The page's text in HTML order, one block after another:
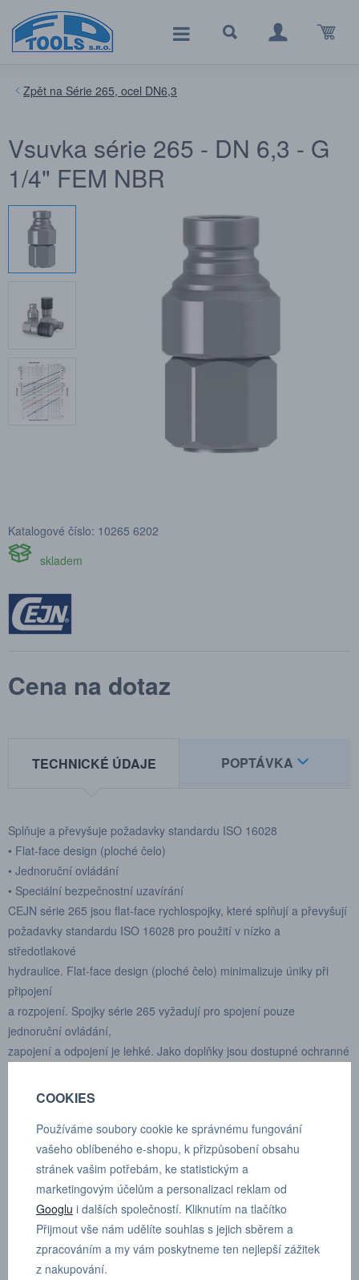
Série 265, ocel DN6,3
Vsuvka série 265 - DN 6,3 - G
1/4" FEM NBR
Katalogové číslo: 10265 6202
skladem
Cena na dotaz
TECHNICKÉ ÚDAJE POPTÁVKA
Splňuje a převyšuje požadavky standardu ISO 16028
• Flat-face design (ploché čelo)
• Jednoruční ovládání
• Speciální bezpečnostní uzavírání
CEJN série 265 jsou flat-face rychlospojky, které splňují a převyšují
požadavky standardu ISO 16028 pro použití v nízko a
středotlakové
hydraulice. Flat-face design (ploché čelo) minimalizuje úniky při
připojení
a rozpojení. Spojky série 265 vyžadují pro spojení pouze
jednoruční ovládání,
zapojení a odpojení je lehké. Jako doplňky jsou dostupné ochranné
pro rychlospojky i vsuvky, zabraňující zanešení prachu a nečistot
když jsou spojky rozpojené. Rychlospojky série 265 mají manuální
bezpečnostní
uzavírání jako zvláštní ochranu proti samovolnému rozpojení.
Vnitřní závit
Zakončení: G 1/4"
Délka: 48.7
Průměr: 25.4
COOKIES
Používáme soubory cookie ke správnému fungování
vašeho oblíbeného e-shopu, k přizpůsobení obsahu
stránek vašim potřebám, ke statistickým a
marketingovým účelům a personalizaci reklam od
Googlu i dalších společností. Kliknutím na tlačítko
Přijmout vše nám udělíte souhlas s jejich sběrem a
zpracováním a my vám poskytneme ten nejlepší zážitek
z nakupování.